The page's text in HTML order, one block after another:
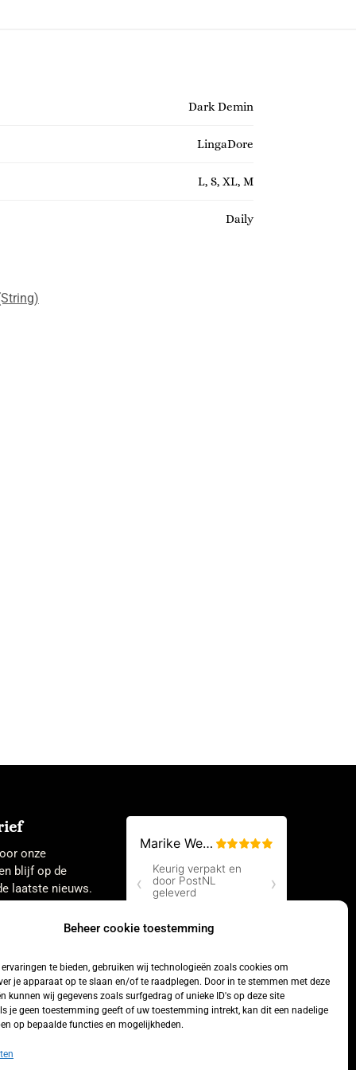
Beheer cookie toestemming
ervaringen te bieden, gebruiken wij technologieën zoals cookies om
je apparaat op te slaan en/of te raadplegen. Door in te stemmen met deze
kunnen wij gegevens zoals surfgedrag of unieke ID's op deze site
je geen toestemming geeft of uw toestemming intrekt, kan dit een nadelige
op bepaalde functies en mogelijkheden.
Dark Demin
LingaDore
L, S, XL, M
Daily
onze
blijf op de
laatste nieuws.